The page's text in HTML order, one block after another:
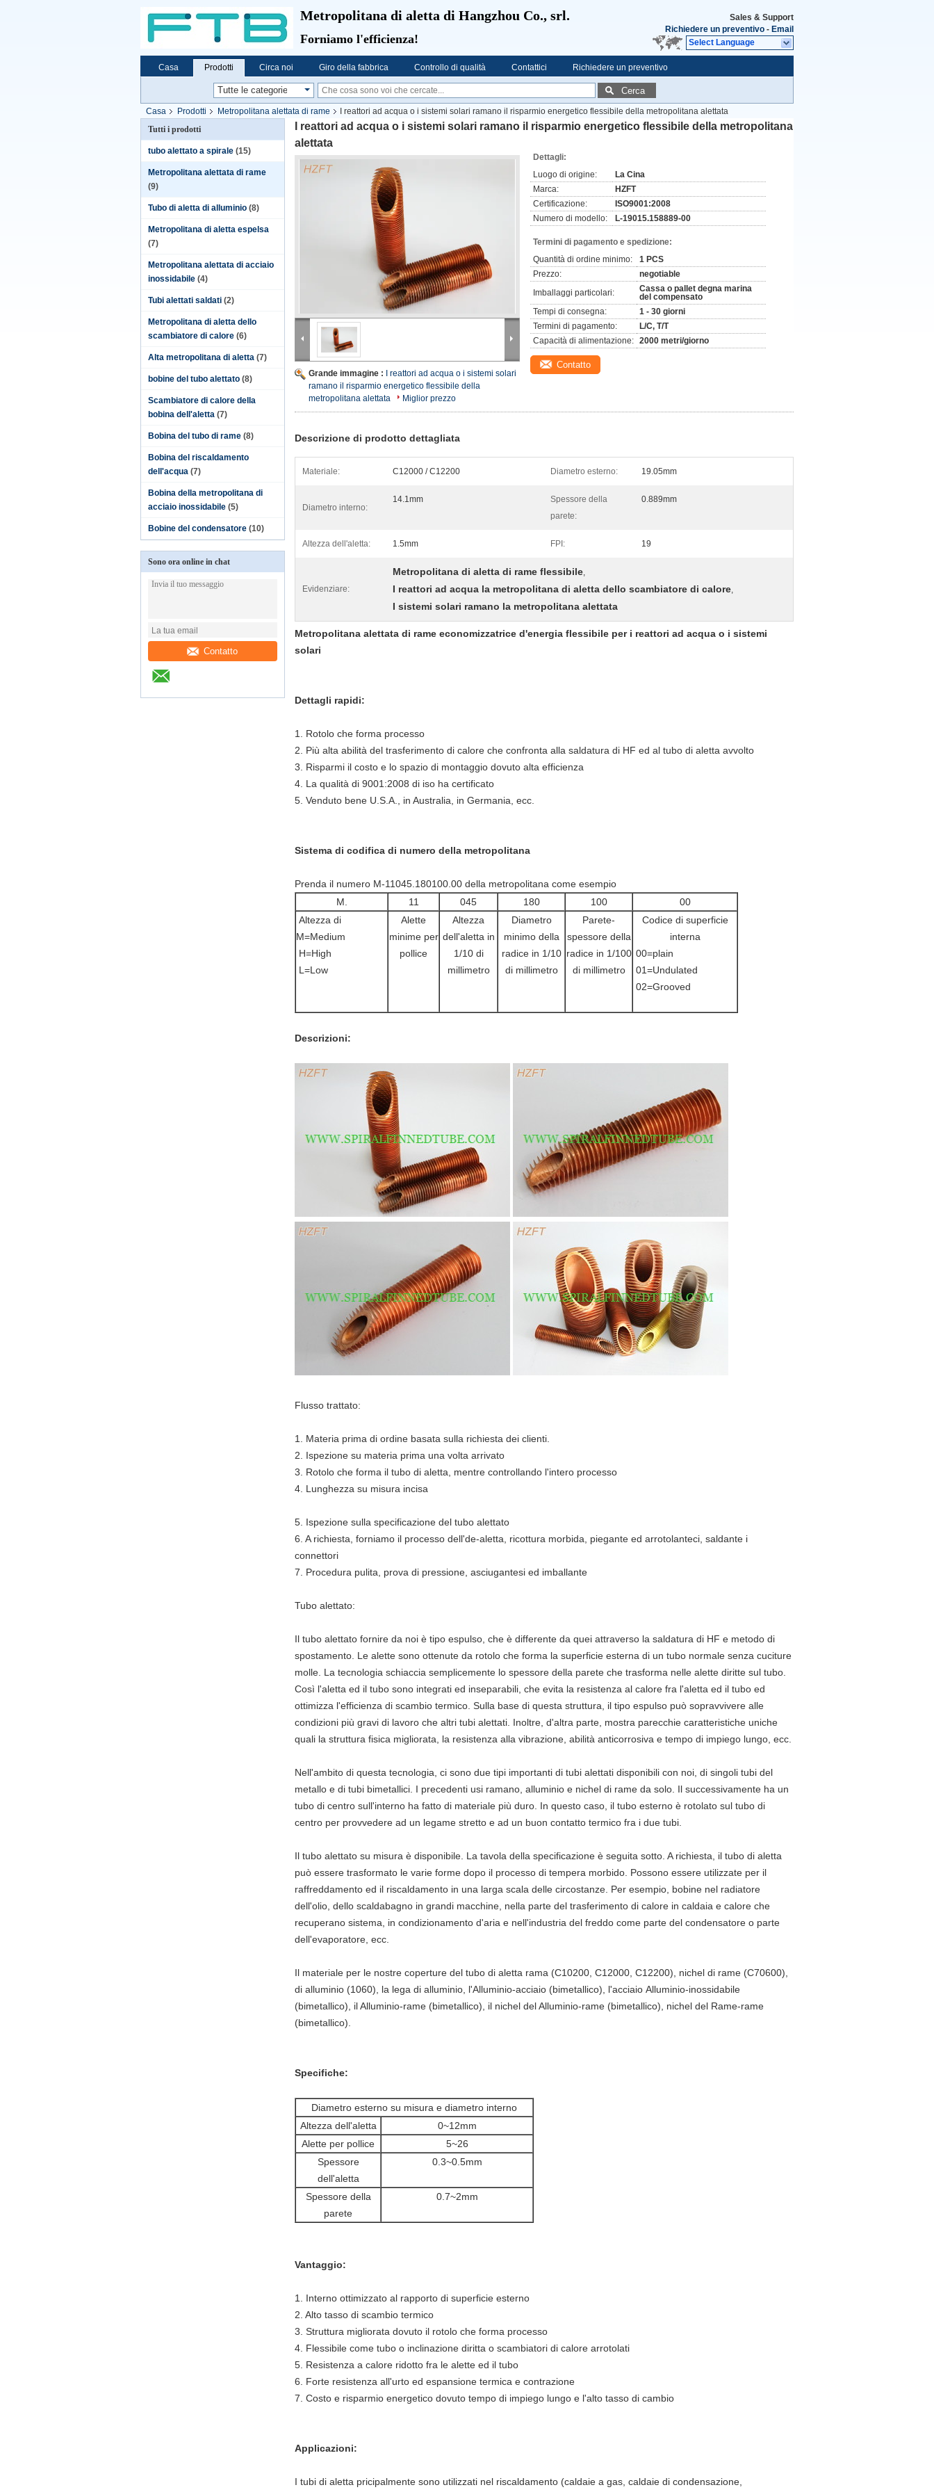
Metropolitana di aletta di Hangzhou Co., srl.
Forniamo l'efficienza!
Sales & Support
Richiedere un preventivo - Email
Select Language
Casa Prodotti Circa noi Giro della fabbrica Controllo di qualità Contattici Richiedere un preventivo
Cerca
Casa Prodotti Metropolitana alettata di rame
I reattori ad acqua o i sistemi solari ramano il risparmio energetico flessibile della metropolitana alettata
Tutti i prodotti
tubo alettato a spirale (15)
Metropolitana alettata di rame
(9)
Tubo di aletta di alluminio (8)
Metropolitana di aletta espelsa
(7)
Metropolitana alettata di acciaio
inossidabile (4)
Tubi alettati saldati (2)
Metropolitana di aletta dello
scambiatore di calore (6)
Alta metropolitana di aletta (7)
bobine del tubo alettato (8)
Scambiatore di calore della
bobina dell'aletta (7)
Bobina del tubo di rame (8)
Bobina del riscaldamento
dell'acqua (7)
Bobina della metropolitana di
acciaio inossidabile (5)
Bobine del condensatore (10)
Sono ora online in chat
Contatto
I reattori ad acqua o i sistemi solari ramano il risparmio energetico flessibile della metropolitana
alettata
Grande immagine :
I reattori ad acqua o i sistemi solari
ramano il risparmio energetico flessibile della
metropolitana alettata
Miglior prezzo
Dettagli:
Luogo di origine:
La Cina
Marca:
HZFT
Certificazione:
ISO9001:2008
Numero di modello:
L-19015.158889-00
Termini di pagamento e spedizione:
Quantità di ordine minimo:
1 PCS
Prezzo:
negotiable
Imballaggi particolari:
Cassa o pallet degna marina
del compensato
Tempi di consegna:
1 - 30 giorni
Termini di pagamento:
L/C, T/T
Capacità di alimentazione: 2000 metri/giorno
Contatto
Descrizione di prodotto dettagliata
Materiale: C12000 / C12200 Diametro esterno: 19.05mm
Diametro interno:
14.1mm
Spessore della
parete:
0.889mm
Altezza dell'aletta: 1.5mm FPI: 19
Evidenziare:
Metropolitana di aletta di rame flessibile,
I reattori ad acqua la metropolitana di aletta dello scambiatore di calore,
I sistemi solari ramano la metropolitana alettata
Metropolitana alettata di rame economizzatrice d'energia flessibile per i reattori ad acqua o i sistemi
solari
Dettagli rapidi:
1. Rotolo che forma processo
2. Più alta abilità del trasferimento di calore che confronta alla saldatura di HF ed al tubo di aletta avvolto
3. Risparmi il costo e lo spazio di montaggio dovuto alta efficienza
4. La qualità di 9001:2008 di iso ha certificato
5. Venduto bene U.S.A., in Australia, in Germania, ecc.
Sistema di codifica di numero della metropolitana
Prenda il numero M-11045.180100.00 della metropolitana come esempio
M.
11 045 180 100
00
Altezza di
M=Medium
H=High
L=Low
Alette
minime per
pollice
Altezza
dell'aletta in
1/10 di
millimetro
Diametro
minimo della
radice in 1/10
di millimetro
Parete-
spessore della
radice in 1/100
di millimetro
Codice di superficie
interna
00=plain
01=Undulated
02=Grooved
Descrizioni:
Flusso trattato:
1. Materia prima di ordine basata sulla richiesta dei clienti.
2. Ispezione su materia prima una volta arrivato
3. Rotolo che forma il tubo di aletta, mentre controllando l'intero processo
4. Lunghezza su misura incisa
5. Ispezione sulla specificazione del tubo alettato
6. A richiesta, forniamo il processo dell'de-aletta, ricottura morbida, piegante ed arrotolanteci, saldante i
connettori
7. Procedura pulita, prova di pressione, asciugantesi ed imballante
Tubo alettato:
Il tubo alettato fornire da noi è tipo espulso, che è differente da quei attraverso la saldatura di HF e metodo di
spostamento. Le alette sono ottenute da rotolo che forma la superficie esterna di un tubo normale senza cuciture
molle. La tecnologia schiaccia semplicemente lo spessore della parete che trasforma nelle alette diritte sul tubo.
Così l'aletta ed il tubo sono integrati ed inseparabili, che evita la resistenza al calore fra l'aletta ed il tubo ed
ottimizza l'efficienza di scambio termico. Sulla base di questa struttura, il tipo espulso può sopravvivere alle
condizioni più gravi di lavoro che altri tubi alettati. Inoltre, d'altra parte, mostra parecchie caratteristiche uniche
quali la struttura fisica migliorata, la resistenza alla vibrazione, abilità anticorrosiva e tempo di impiego lungo, ecc.
Nell'ambito di questa tecnologia, ci sono due tipi importanti di tubi alettati disponibili con noi, di singoli tubi del
metallo e di tubi bimetallici. I precedenti usi ramano, alluminio e nichel di rame da solo. Il successivamente ha un
tubo di centro sull'interno ha fatto di materiale più duro. In questo caso, il tubo esterno è rotolato sul tubo di
centro per provvedere ad un legame stretto e ad un buon contatto termico fra i due tubi.
Il tubo alettato su misura è disponibile. La tavola della specificazione è seguita sotto. A richiesta, il tubo di aletta
può essere trasformato le varie forme dopo il processo di tempera morbido. Possono essere utilizzate per il
raffreddamento ed il riscaldamento in una larga scala delle circostanze. Per esempio, bobine nel radiatore
dell'olio, dello scaldabagno in grandi macchine, nella parte del trasferimento di calore in caldaia e calore che
recuperano sistema, in condizionamento d'aria e nell'industria del freddo come parte del condensatore o parte
dell'evaporatore, ecc.
Il materiale per le nostre coperture del tubo di aletta rama (C10200, C12000, C12200), nichel di rame (C70600),
di alluminio (1060), la lega di alluminio, l'Alluminio-acciaio (bimetallico), l'acciaio Alluminio-inossidabile
(bimetallico), il Alluminio-rame (bimetallico), il nichel del Alluminio-rame (bimetallico), nichel del Rame-rame
(bimetallico).
Specifiche:
Diametro esterno su misura e diametro interno
Altezza dell'aletta
0~12mm
Alette per pollice
5~26
Spessore
dell'aletta
0.3~0.5mm
Spessore della
parete
0.7~2mm
Vantaggio:
1. Interno ottimizzato al rapporto di superficie esterno
2. Alto tasso di scambio termico
3. Struttura migliorata dovuto il rotolo che forma processo
4. Flessibile come tubo o inclinazione diritta o scambiatori di calore arrotolati
5. Resistenza a calore ridotto fra le alette ed il tubo
6. Forte resistenza all'urto ed espansione termica e contrazione
7. Costo e risparmio energetico dovuto tempo di impiego lungo e l'alto tasso di cambio
Applicazioni:
I tubi di aletta pricipalmente sono utilizzati nel riscaldamento (caldaie a gas, caldaie di condensazione,